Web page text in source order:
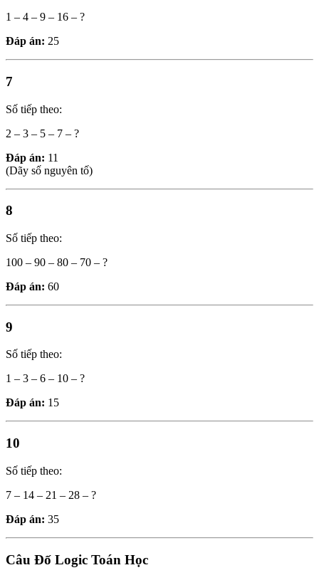
1 – 4 – 9 – 16 – ?
Đáp án: 25
7
Số tiếp theo:
2 – 3 – 5 – 7 – ?
Đáp án: 11
(Dãy số nguyên tố)
8
Số tiếp theo:
100 – 90 – 80 – 70 – ?
Đáp án: 60
9
Số tiếp theo:
1 – 3 – 6 – 10 – ?
Đáp án: 15
10
Số tiếp theo:
7 – 14 – 21 – 28 – ?
Đáp án: 35
Câu Đố Logic Toán Học